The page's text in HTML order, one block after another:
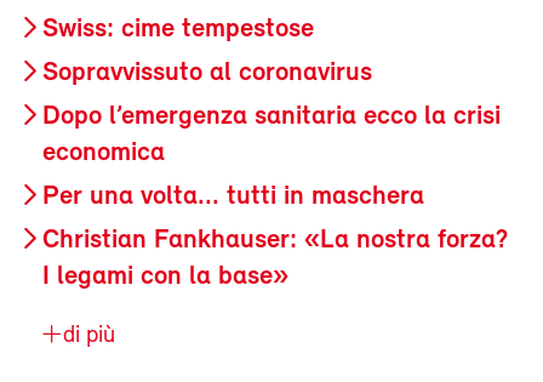
Swiss: cime tempestose
Sopravvissuto al coronavirus
Dopo l’emergenza sanitaria ecco la crisi
economica
Per una volta... tutti in maschera
Christian Fankhauser: «La nostra forza?
I legami con la base»
di più